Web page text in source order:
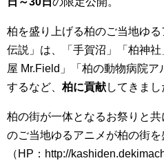
柏を盛り上げる柏のご当地ゆ
伝説」は、「手賀沼」「柏神
屋 Mr.Field」「柏の動物病院
するなど、柏に貢献してきまし
柏の街が一体となるお祭りと
のご当地ゆるアニメが柏の街を
（HP：http://